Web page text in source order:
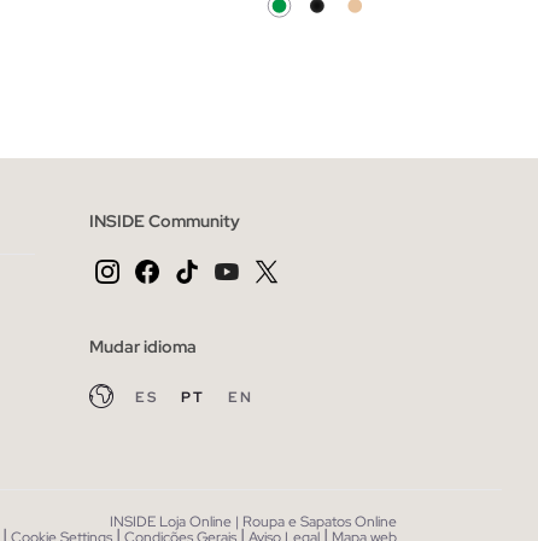
ADICIONAR NO TEU CESTO
INSIDE Community
Mudar idioma
ES PT EN
INSIDE Loja Online | Roupa e Sapatos Online
| | | |